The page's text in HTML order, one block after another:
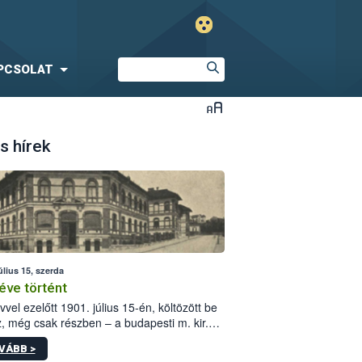
hírek
15, szerda
történt
ezelőtt 1901. július 15-én, költözött be
még csak részben – a budapesti m. kir.
állomás a Kis Rókus utca
alatti, Czigler Győző által tervezett új
>